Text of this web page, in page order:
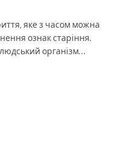
яке з часом можна
ознак старіння.
людський організм…